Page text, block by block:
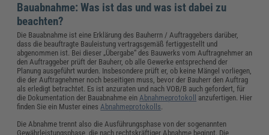
Bauabnahme: Was ist das und was ist dabei zu
beachten?
Die Bauabnahme ist eine Erklärung des Bauherrn / Auftraggebers darüber,
dass die beauftragte Bauleistung vertragsgemäß fertiggestellt und
abgenommen ist. Bei dieser „Übergabe“ des Bauwerks vom Auftragnehmer an
den Auftraggeber prüft der Bauherr, ob alle Gewerke entsprechend der
Planung ausgeführt wurden. Insbesondere prüft er, ob keine Mängel vorliegen,
die der Auftragnehmer noch beseitigen muss, bevor der Bauherr den Auftrag
als erledigt betrachtet. Es ist anzuraten und nach VOB/B auch gefordert, für
die Dokumentation der Bauabnahme einAbnahmeprotokoll
anzufertigen. Hier
finden Sie ein Muster einesAbnahmeprotokolls.
Die Abnahme trennt also die Ausführungsphase von der sogenannten
Gewährleistungsphase, die nach rechtskräftiger Abnahme beginnt. Die